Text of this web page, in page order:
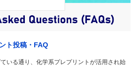
ト投稿・FAQ
いる通り、化学系プレプリントが活用され始